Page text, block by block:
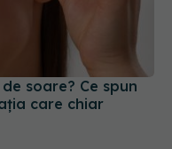
soare? Ce spun
care chiar